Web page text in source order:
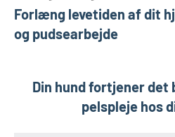
Forlæng levetiden af dit
og pudsearbejde
Din hund fortjener
pelspleje hos